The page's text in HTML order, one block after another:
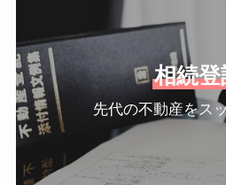
相続登
先代の不動産をス